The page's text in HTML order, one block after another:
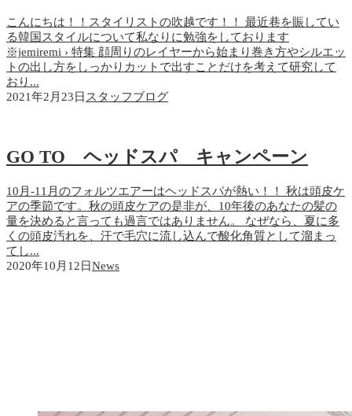
こんにちは！！スタイリストの吹越です！！ 最近巷を賑してい
る韓国スタイルについて私なりに勉強をしております
※jemiremi › 特集 顔周りのレイヤーから始まり巻き方やシルエッ
トの出し方をしっかりカットで出すことだけを考えて研究して
おり...
2021年2月23日 スタッフブログ
GO TO ヘッドスパ キャンペーン
10月-11月のフォルツエアーはヘッドスパが熱い！！ 秋は頭皮ケ
アの季節です。秋の頭皮ケアの是非が、10年後のあなたの髪の
量を決めると言っても過言ではありません。 なぜなら、夏に多
くの頭皮汚れを、汗で毛穴に流し込んで酸化角質として溜まっ
てし...
2020年10月12日News